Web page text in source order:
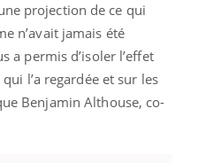
projection de ce qui
n’avait jamais été
a permis d’isoler l’effet
l’a regardée et sur les
Benjamin Althouse, co-